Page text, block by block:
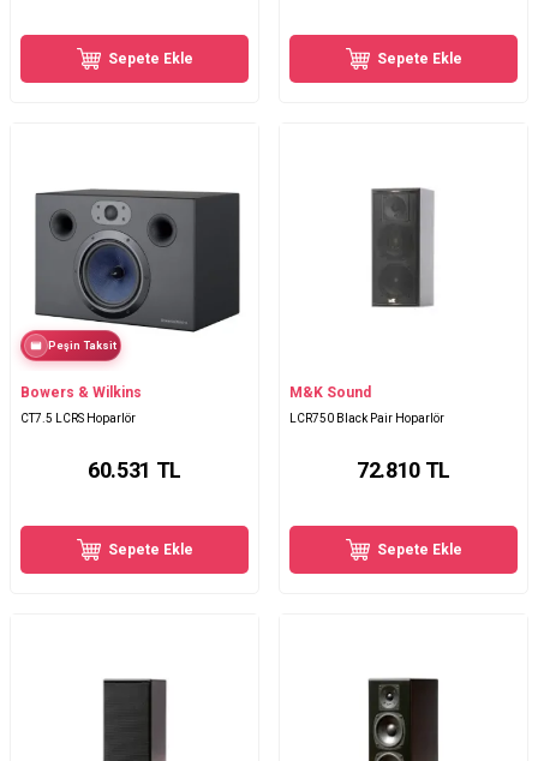
Sepete Ekle Sepete Ekle
Peşin Taksit
Bowers & Wilkins
CT7.5 LCRS Hoparlör
60.531 TL
Sepete Ekle
M&K Sound
LCR750 Black Pair Hoparlör
72.810TL
Sepete Ekle